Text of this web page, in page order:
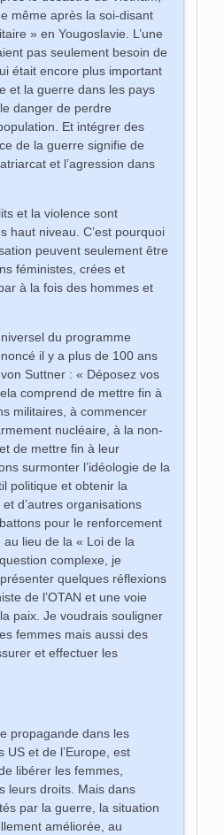
même après la soi-disant
» en Yougoslavie. L’une
pas seulement besoin de
était encore plus important
et la guerre dans les pays
danger de perdre
Et intégrer des
de la guerre signifie de
et l’agression dans
et la violence sont
haut niveau. C’est pourquoi
peuvent seulement être
féministes, crées et
à la fois des hommes et
du programme
il y a plus de 100 ans
Suttner : « Déposez vos
comprend de mettre fin à
militaires, à commencer
nucléaire, à la non-
de mettre fin à leur
surmonter l’idéologie de la
politique et obtenir la
et d’autres organisations
pour le renforcement
lieu de la « Loi de la
complexe, je
quelques réflexions
de l’OTAN et une voie
paix. Je voudrais souligner
femmes mais aussi des
et effectuer les
propagande dans les
US et de l’Europe, est
libérer les femmes,
leurs droits. Mais dans
par la guerre, la situation
améliorée, au